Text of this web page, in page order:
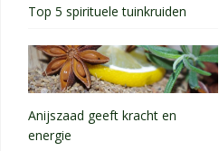
Top 5 spirituele tuinkruiden
Anijszaad geeft kracht en
energie